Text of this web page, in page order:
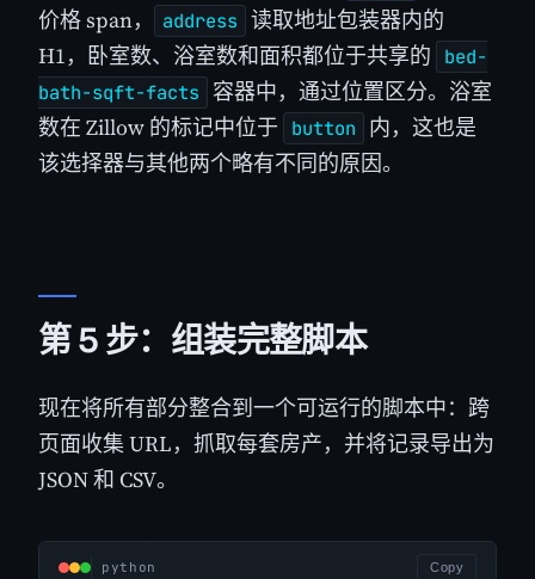
价格 span，
address 读取地址包装器内的
H1，卧室数、浴室数和面积都位于共享的
bed-
bath-sqft-facts
容器中，通过位置区分。浴室
数在 Zillow 的标记中位于
button
内，这也是
该选择器与其他两个略有不同的原因。
第 5 步：组装完整脚本
现在将所有部分整合到一个可运行的脚本中：跨
页面收集 URL，抓取每套房产，并将记录导出为
JSON 和 CSV。
python Copy